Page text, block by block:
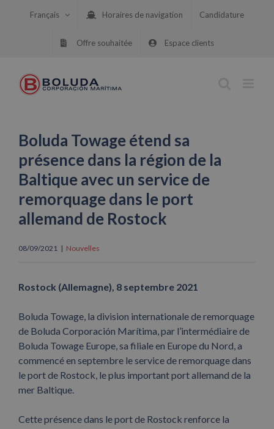
Français Horaires de navigation Candidature
Offre souhaitée Espace clients
Boluda Towage étend sa
présence dans la région de la
Baltique avec un service de
remorquage dans le port
allemand de Rostock
08/09/2021 | Nouvelles
Rostock (Allemagne), 8 septembre 2021
Boluda Towage, la division internationale de remorquage
de Boluda Corporación Marítima, par l’intermédiaire de
Boluda Towage Europe, sa filiale en Europe du Nord, a
commencé en septembre le service de remorquage dans
le port de Rostock, le plus important port allemand de la
mer Baltique.
Cette présence dans le port de Rostock renforce la